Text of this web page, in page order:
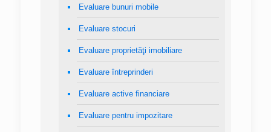
Evaluare bunuri mobile
Evaluare stocuri
Evaluare proprietăţi imobiliare
Evaluare întreprinderi
Evaluare active financiare
Evaluare pentru impozitare